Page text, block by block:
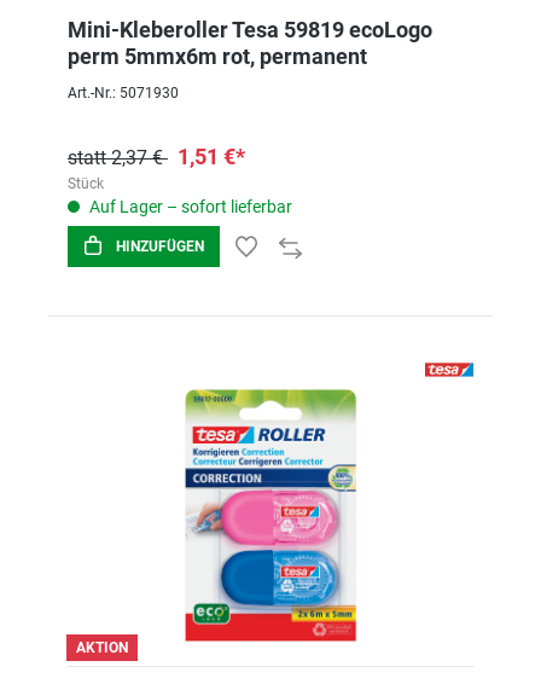
Mini-Kleberoller Tesa 59819 ecoLogo
perm 5mmx6m rot, permanent
Art.-Nr.: 5071930
statt 2,37 € 1,51 €*
Stück
Auf Lager – sofort lieferbar
HINZUFÜGEN
AKTION